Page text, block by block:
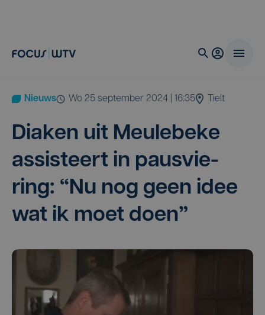
Nieuws wo 25 september 2024 | 16:35 Tielt
Dia­ken uit Meu­le­be­ke
assis­teert in paus­vie­
ring: “Nu nog geen idee
wat ik moet doen”